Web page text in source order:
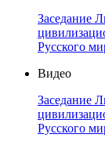
Заседание
Русского
Видео
Заседание
Русского